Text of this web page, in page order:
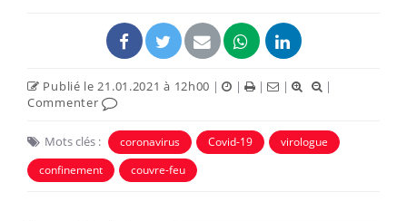
Publié le 21.01.2021 à 12h00 | | | |
|
Commenter
Mots clés : coronavirus Covid-19
virologue
confinement
couvre-feu